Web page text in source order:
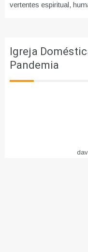
vertentes espiritual,
Igreja
Pandemia
dav